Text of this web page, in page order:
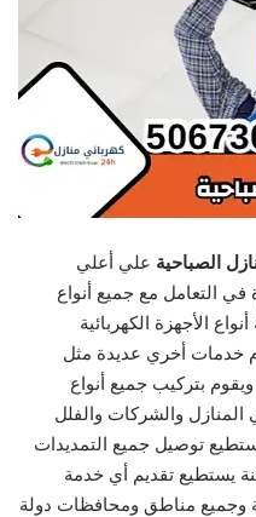
الصباحية علي أعلي
التعامل مع جميع أنواع
الأجهزة الكهربائية
خدمات أخري عديدة مثل
بتركيب جميع أنواع
المنازل والشركات والفلل
توصيل جميع التمديدات
يستطيع تقديم أي خدمة
وجميع مناطق ومحافظات دولة